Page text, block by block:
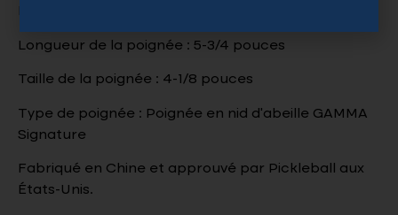
Longueur de la poignée : 5-3/4 pouces
Taille de la poignée : 4-1/8 pouces
Type de poignée : Poignée en nid d’abeille GAMMA
Signature
Fabriqué en Chine et approuvé par Pickleball aux
États-Unis.